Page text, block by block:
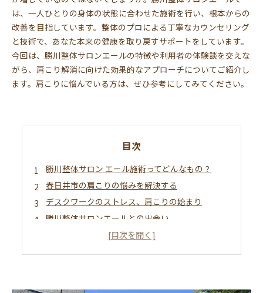
は、一人ひとりの身体の状態に合わせた施術を行い、根本からの
改善を目指しています。整体のプロによる丁寧なカウンセリング
と技術で、あなた本来の健康を取り戻すサポートをしています。
今回は、勝川整体サロンエールの特徴や利用者の体験談を交えな
がら、肩こり解消に向けた効果的なアプローチについてご紹介し
ます。肩こりに悩んでいる方は、ぜひ参考にしてみてください。
目次
勝川整体サロン エール施術ってどんなもの？
春日井市の肩こりの悩みを解決する
デスクワークのストレス、肩こりの始まり
勝川整体サロンエールとの出会い
個別施術がもたらす肩こり改善の効果